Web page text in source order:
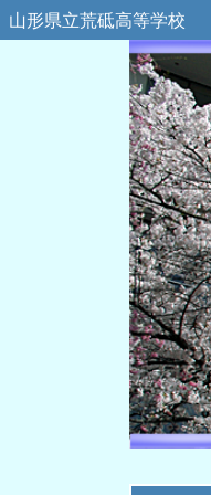
山形県立荒砥高等学校